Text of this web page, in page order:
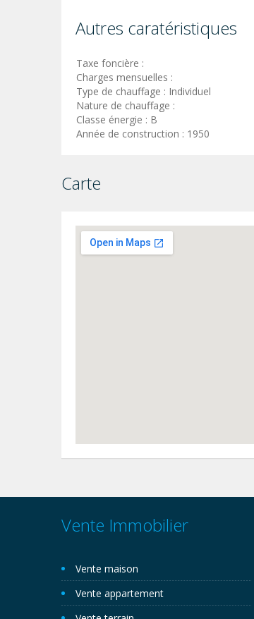
Autres caratéristiques
Taxe foncière :
Charges mensuelles :
Type de chauffage : Individuel
Nature de chauffage :
Classe énergie : B
Année de construction : 1950
Carte
Vente Immobilier
Vente maison
Vente appartement